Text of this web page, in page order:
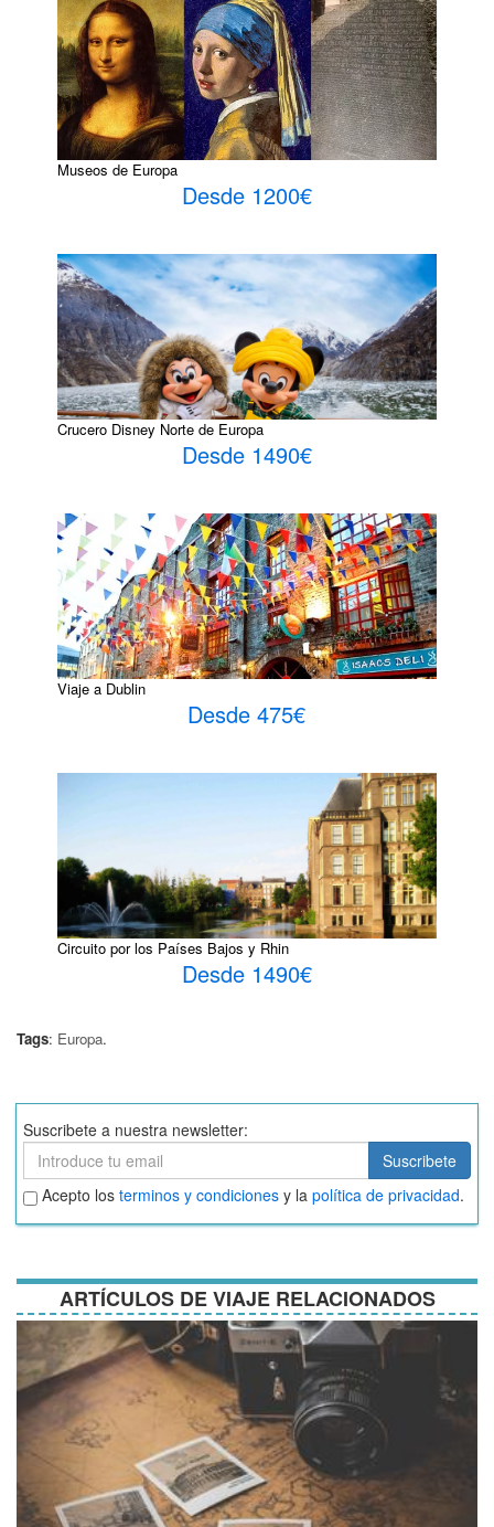
Museos de Europa
Desde 1200€
Crucero Disney Norte de Europa
Desde 1490€
Viaje a Dublin
Desde 475€
Circuito por los Países Bajos y Rhin
Desde 1490€
Tags: Europa.
Suscribete a nuestra newsletter:
Suscribete
Suscribete
Aceptar
términos
y
Acepto los terminos y condiciones y la política de privacidad.
ARTÍCULOS DE VIAJE RELACIONADOS